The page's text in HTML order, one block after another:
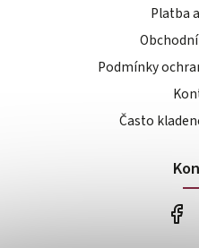
Platba
Podmínky
Často